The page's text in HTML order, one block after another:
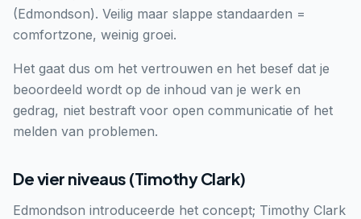
(Edmondson). Veilig maar slappe standaarden =
comfortzone, weinig groei.
Het gaat dus om het vertrouwen en het besef dat je
beoordeeld wordt op de inhoud van je werk en
gedrag, niet bestraft voor open communicatie of het
melden van problemen.
De vier niveaus (Timothy Clark)
Edmondson introduceerde het concept; Timothy Clark